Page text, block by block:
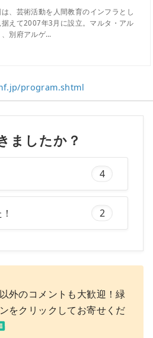
、芸術活動を人間教育のインフラとし
えて2007年3月に設立。マルタ・アル
別府アルゲ…
program.shtml
ましたか？
4
2
外のコメントも大歓迎！緑
をクリックしてお寄せくだ